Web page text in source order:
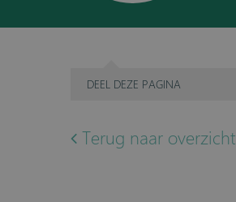
DEEL DEZE PAGINA
Terug naar overzicht